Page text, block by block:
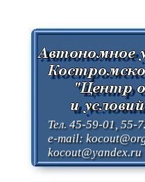
Тел. 45-59-01, 55-
e-mail:
kocout@yandex.ru